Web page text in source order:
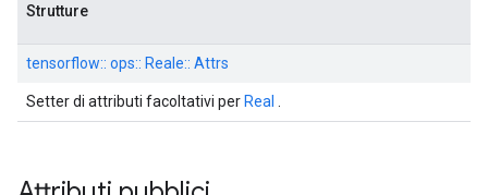
Strutture
tensorflow:: ops:: Reale:: Attrs
Setter di attributi facoltativi per Real